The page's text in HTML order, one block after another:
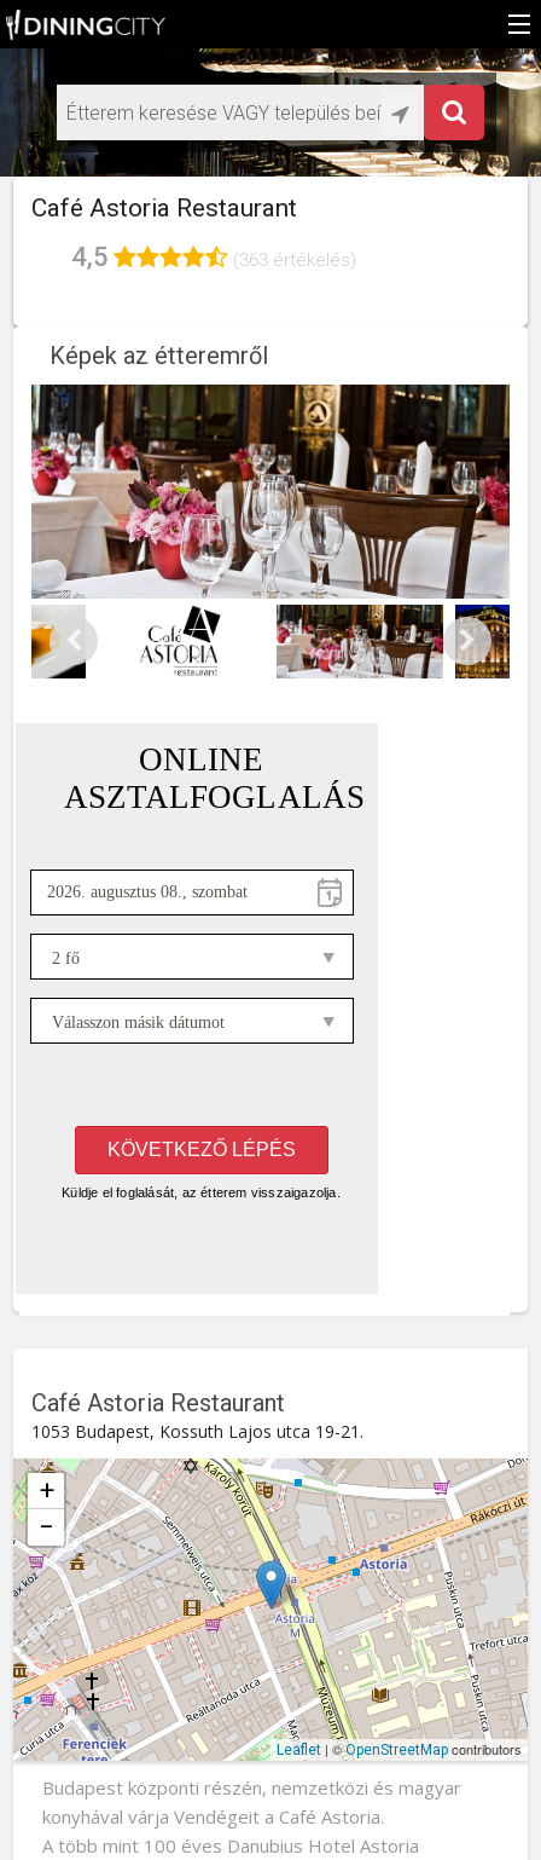
Főoldal
Médiaajánlat éttermeknek
HU
Café Astoria Restaurant
4,5 (363 értékelés)
Képek az étteremről
Café Astoria Restaurant
1053 Budapest, Kossuth Lajos utca 19-21.
+
−
Leaflet| ©OpenStreetMapcontributors
Café Astoria Restaurant
Kossuth Lajos utca 19-21. , 1053Budapest
Budapest központi részén, nemzetközi és magyar
konyhával várja Vendégeit a Café Astoria.
A több mint 100 éves Danubius Hotel Astoria